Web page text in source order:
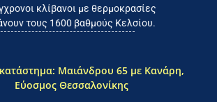
κλίβανοι με θερμοκρασίες
τους 1600 βαθμούς Κελσίου.
Μαιάνδρου 65 με Κανάρη,
Εύοσμος Θεσσαλονίκης